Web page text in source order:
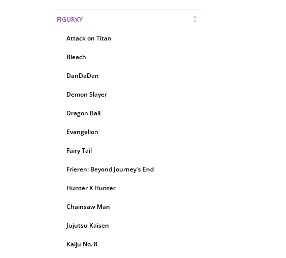
FIGURKY
Attack on Titan
Bleach
DanDaDan
Demon Slayer
Dragon Ball
Evangelion
Fairy Tail
Frieren: Beyond Journey's End
Hunter X Hunter
Chainsaw Man
Jujutsu Kaisen
Kaiju No. 8